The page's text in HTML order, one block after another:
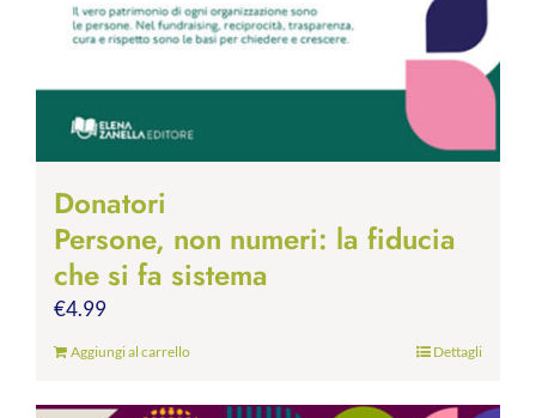
Donatori
Persone, non numeri: la fiducia
che si fa sistema
€4.99
Aggiungi al carrello Dettagli